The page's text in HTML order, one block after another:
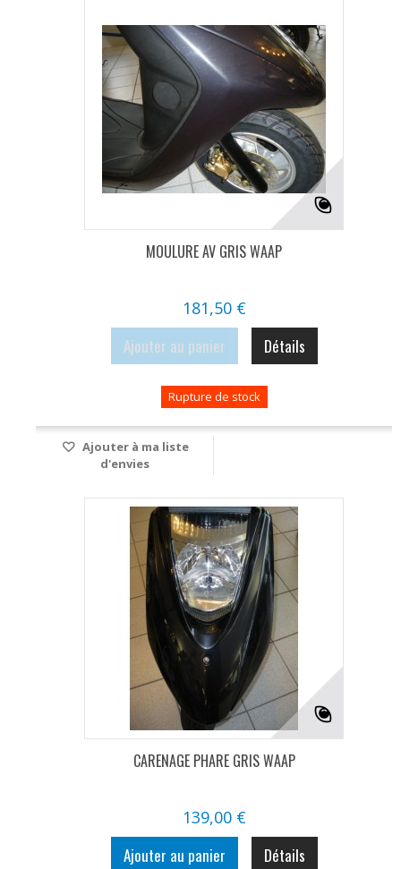
MOULURE AV GRIS WAAP
181,50 €
Ajouter au panier Détails
Rupture de stock
Ajouter à ma liste
d'envies
CARENAGE PHARE GRIS WAAP
139,00 €
Ajouter au panier Détails